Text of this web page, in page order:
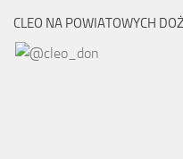
CLEO NA POWIATOWYCH